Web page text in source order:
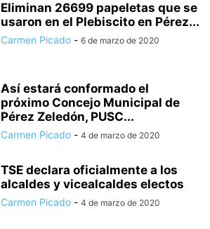
Eliminan 26699 papeletas que se
usaron en el Plebiscito en Pérez...
Carmen Picado - 6 de marzo de 2020
Así estará conformado el
próximo Concejo Municipal de
Pérez Zeledón, PUSC...
Carmen Picado - 4 de marzo de 2020
TSE declara oficialmente a los
alcaldes y vicealcaldes electos
Carmen Picado - 4 de marzo de 2020